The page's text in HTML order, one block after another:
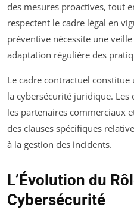
des mesures proactives, tout
respectent le cadre légal en
préventive nécessite une
adaptation régulière des
Le cadre contractuel
la cybersécurité juridique. Les
les partenaires commerciaux
des clauses spécifiques
à la gestion des incidents.
L’Évolution du
Cybersécurité